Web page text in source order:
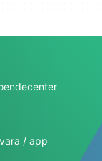
/ app